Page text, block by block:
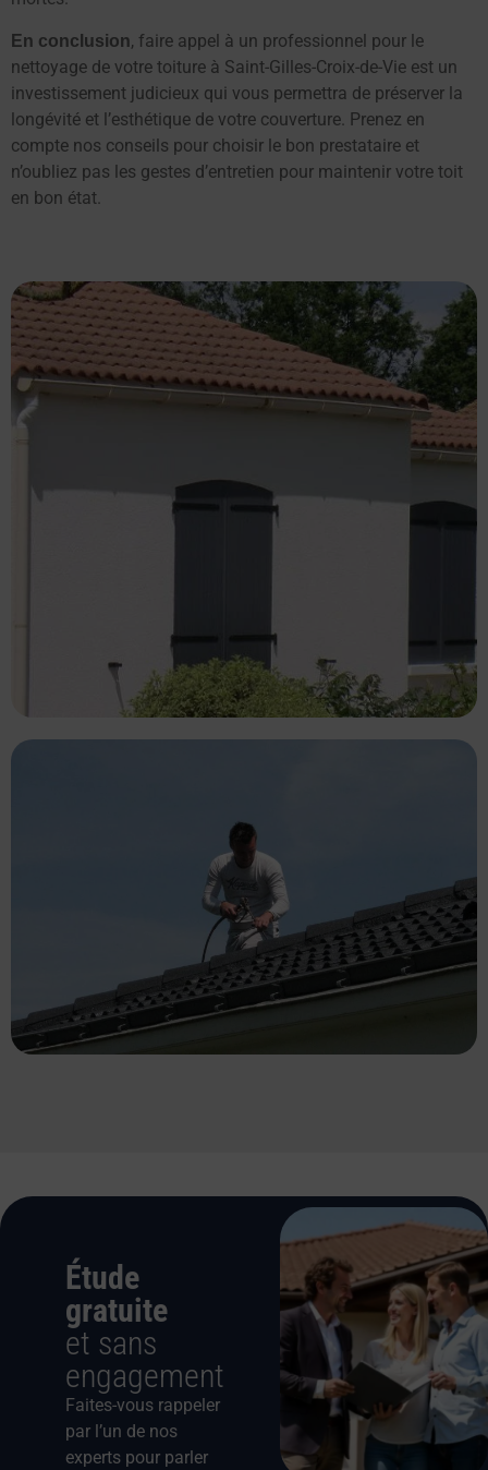
En conclusion, faire appel à un professionnel pour le
nettoyage de votre toiture à Saint-Gilles-Croix-de-Vie est un
investissement judicieux qui vous permettra de préserver la
longévité et l’esthétique de votre couverture. Prenez en
compte nos conseils pour choisir le bon prestataire et
n’oubliez pas les gestes d’entretien pour maintenir votre toit
en bon état.
Étude
gratuite
et sans
engagement
Faites-vous rappeler
par l’un de nos
experts pour parler